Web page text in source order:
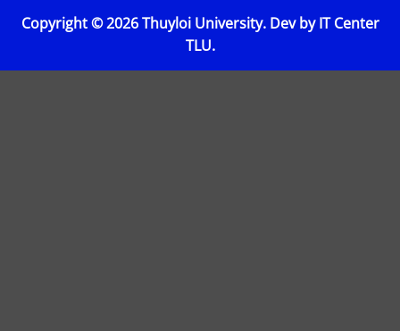
Copyright © 2026 Thuyloi University. Dev by IT Center
TLU.